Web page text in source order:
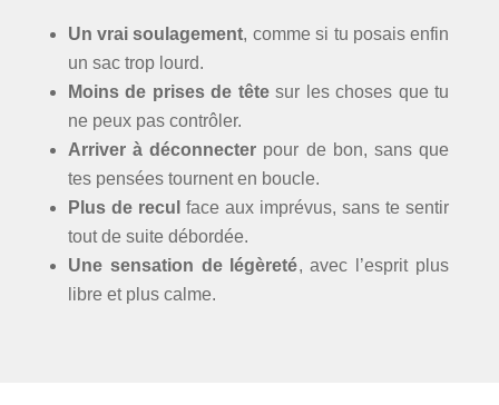
Un vrai soulagement, comme si tu posais enfin
un sac trop lourd.
Moins de prises de têtesur les choses que tu
ne peux pas contrôler.
Arriver à déconnecter pour de bon, sans que
tes pensées tournent en boucle.
Plus de recul face aux imprévus, sans te sentir
tout de suite débordée.
Une sensation de légèreté, avec l’esprit plus
libre et plus calme.